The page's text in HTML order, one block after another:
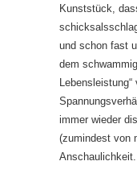
Kunststück,
und schon fast
dem
immer wieder
(zumindest von
Anschaulichkeit.